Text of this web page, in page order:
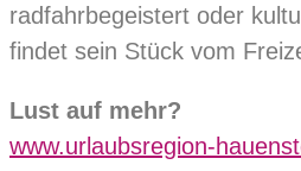
radfahrbegeistert oder
findet sein Stück vom
Lust auf mehr?
www.urlaubsregion-